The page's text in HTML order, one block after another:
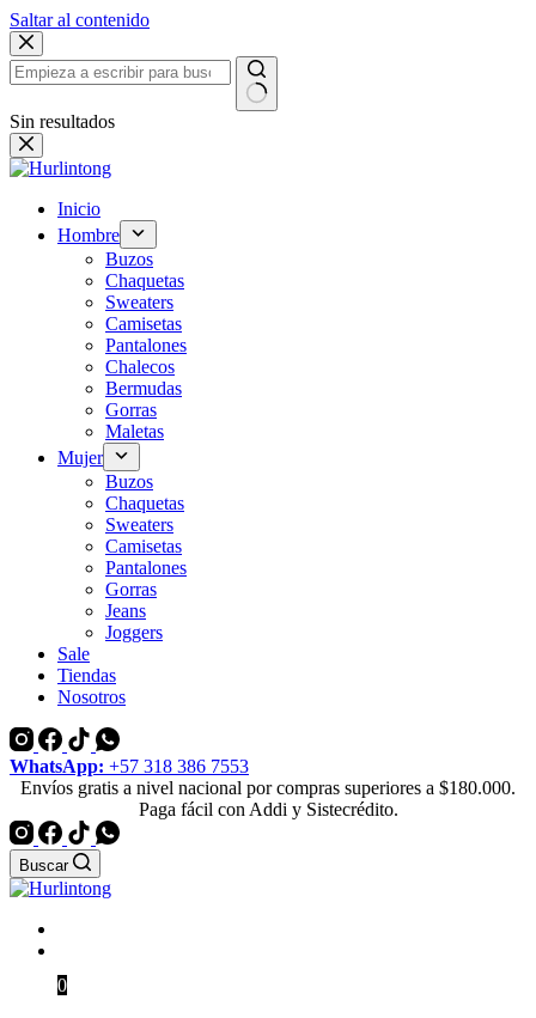
Saltar al contenido
Sin resultados
Inicio
Hombre
Buzos
Chaquetas
Sweaters
Camisetas
Pantalones
Chalecos
Bermudas
Gorras
Maletas
Mujer
Buzos
Chaquetas
Sweaters
Camisetas
Pantalones
Gorras
Jeans
Joggers
Sale
Tiendas
Nosotros
WhatsApp: +57 318 386 7553
Envíos gratis a nivel nacional por compras superiores a $180.000.
Paga fácil con Addi y Sistecrédito.
Buscar
0